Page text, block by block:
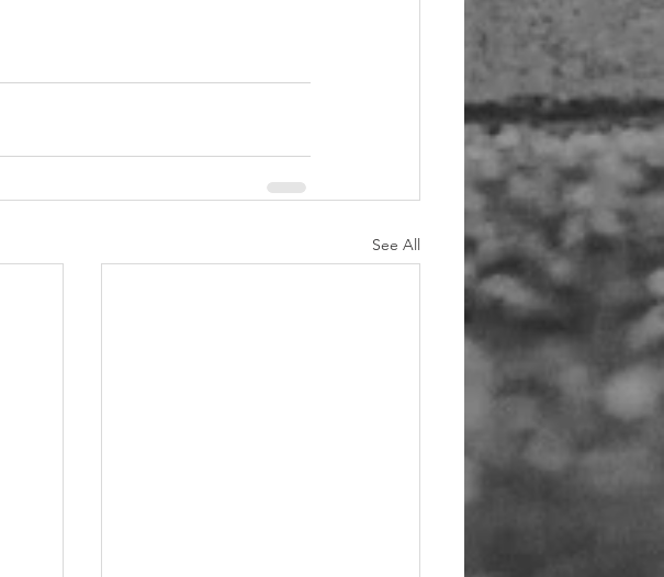
See All